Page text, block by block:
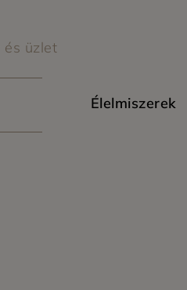
és üzlet
Élelmiszerek